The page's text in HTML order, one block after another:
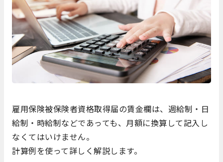
雇用保険被保険者資格取得届の賃金欄は、週給制・日
給制・時給制などであっても、月額に換算して記入し
なくてはいけません。
計算例を使って詳しく解説します。